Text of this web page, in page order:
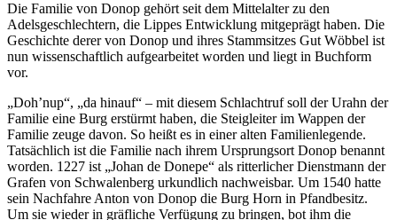
Die Familie von Donop gehört seit dem Mittelalter zu den
Adelsgeschlechtern, die Lippes Entwicklung mitgeprägt haben. Die
Geschichte derer von Donop und ihres Stammsitzes Gut Wöbbel ist
nun wissenschaftlich aufgearbeitet worden und liegt in Buchform
vor.
„Doh’nup“, „da hinauf“ – mit diesem Schlachtruf soll der Urahn der
Familie eine Burg erstürmt haben, die Steigleiter im Wappen der
Familie zeuge davon. So heißt es in einer alten Familienlegende.
Tatsächlich ist die Familie nach ihrem Ursprungsort Donop benannt
worden. 1227 ist „Johan de Donepe“ als ritterlicher Dienstmann der
Grafen von Schwalenberg urkundlich nachweisbar. Um 1540 hatte
sein Nachfahre Anton von Donop die Burg Horn in Pfandbesitz.
Um sie wieder in gräfliche Verfügung zu bringen, bot ihm die